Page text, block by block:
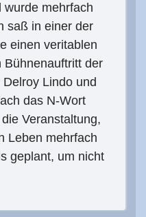
wurde mehrfach
saß in einer der
einen veritablen
Bühnenauftritt der
Lindo und
das N-Wort
Veranstaltung,
Leben mehrfach
geplant, um nicht